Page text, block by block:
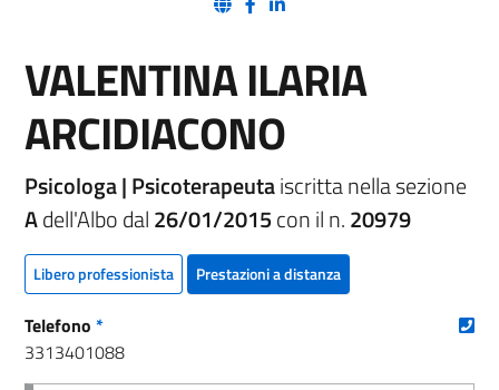
VALENTINA ILARIA
ARCIDIACONO
Psicologa | Psicoterapeutaiscritta nella sezione
Adell'Albo dal26/01/2015con il n.20979
Libero professionista Prestazioni a distanza
Telefono *
3313401088